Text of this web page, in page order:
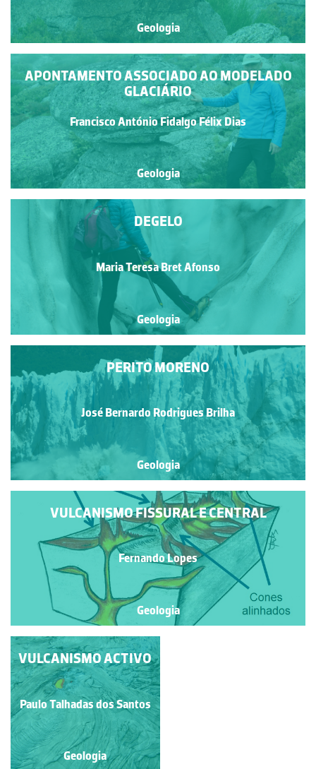
Geologia
APONTAMENTO ASSOCIADO AO MODELADO
GLACIÁRIO
Francisco António Fidalgo Félix Dias
Geologia
DEGELO
Maria Teresa Bret Afonso
Geologia
PERITO MORENO
José Bernardo Rodrigues Brilha
Geologia
VULCANISMO FISSURAL E CENTRAL
Fernando Lopes
Geologia
ALINHAMENTOS DE
CONES VULCÂNICOS
NA ILHA DE HEIMAEY
(ARQUIPÉLAGO DE
VESTMANNAEYJA)
Fernando Lopes
Geologia
VULCANISMO ACTIVO
Paulo Talhadas dos Santos
Geologia